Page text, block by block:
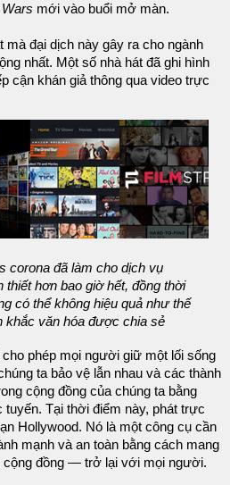
mới vào buổi mở màn.
mà đại dịch này gây ra cho ngành
nhất. Một số nhà hát đã ghi hình
cận khán giả thông qua video trực
corona đã làm cho dịch vụ
thiết hơn bao giờ hết, đồng thời
có thể không hiệu quả như thế
khắc văn hóa được chia sẻ
phép mọi người giữ một lối sống
ta bảo vệ lẫn nhau và các thành
cộng đồng của chúng ta bằng
Tại thời điểm này, phát trực
Hollywood. Nó là một công cụ cần
mạnh và an toàn bằng cách mang
đồng — trở lại với mọi người.